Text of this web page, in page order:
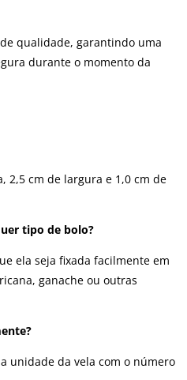
de qualidade, garantindo uma
durante o momento da
2,5 cm de largura e 1,0 cm de
tipo de bolo?
ela seja fixada facilmente em
ganache ou outras
unidade da vela com o número